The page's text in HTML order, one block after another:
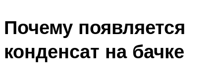
Почему появляется
конденсат на бачке